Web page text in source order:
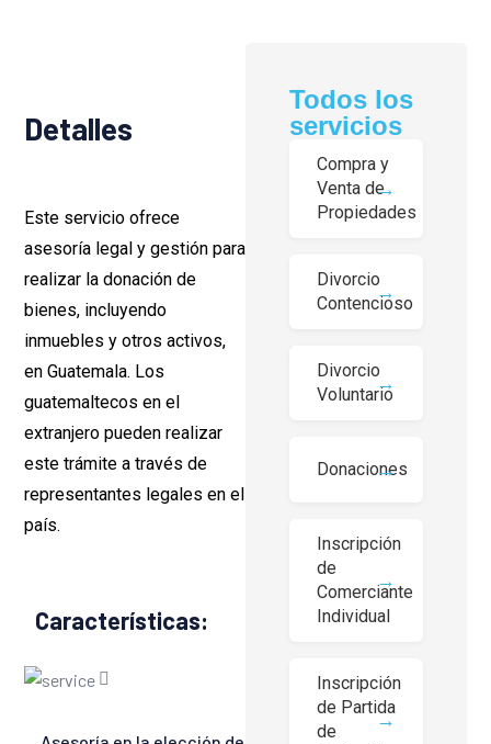
Detalles
Este servicio ofrece
asesoría legal y gestión para
realizar la donación de
bienes, incluyendo
inmuebles y otros activos,
en Guatemala. Los
guatemaltecos en el
extranjero pueden realizar
este trámite a través de
representantes legales en el
país.
Características:
Todos los
servicios
Compra y
Venta de
Propiedades
Divorcio
Contencioso
Divorcio
Voluntario
Donaciones
Inscripción
de
Comerciante
Individual
Inscripción
de Partida
de